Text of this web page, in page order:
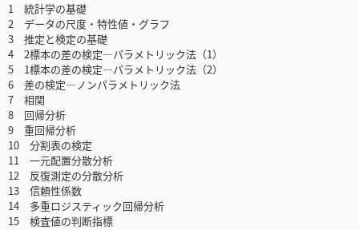
1 統計学の基礎
2 データの尺度・特性値・グラフ
3 推定と検定の基礎
4 2標本の差の検定—パラメトリック法（1）
5 1標本の差の検定—パラメトリック法（2）
6 差の検定—ノンパラメトリック法
7 相関
8 回帰分析
9 重回帰分析
10 分割表の検定
11 一元配置分散分析
12 反復測定の分散分析
13 信頼性係数
14 多重ロジスティック回帰分析
15 検査値の判断指標